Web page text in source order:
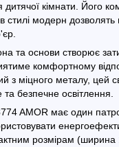
дитячої кімнати. Його
стилі модерн дозволять
та основи створює
комфортному
з міцного металу, цей
та безпечне освітлення.
AMOR має один
розмірам (ширина